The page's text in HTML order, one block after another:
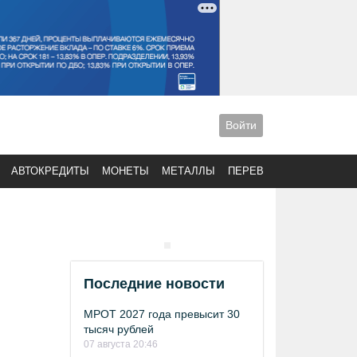
Войти
АВТОКРЕДИТЫ МОНЕТЫ МЕТАЛЛЫ ПЕРЕВОДЫ
Последние новости
МРОТ 2027 года превысит 30
тысяч рублей
07 августа 20:46